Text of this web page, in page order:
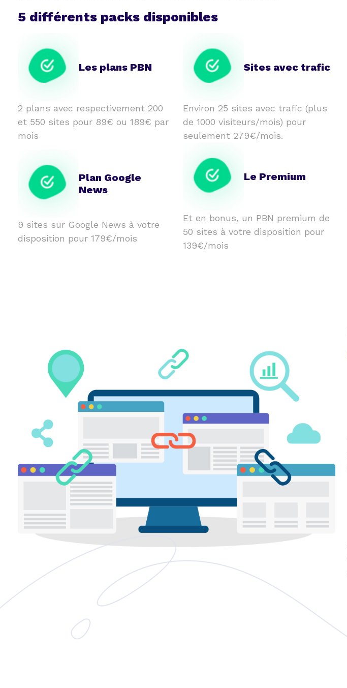
5 différents packs disponibles
Les plans PBN
2 plans avec respectivement 200
et 550 sites pour 89€ ou 189€ par
mois
Sites avec trafic
Environ 25 sites avec trafic (plus
de 1000 visiteurs/mois) pour
seulement 279€/mois.
Plan Google
News
9 sites sur Google News à votre
disposition pour 179€/mois
Le Premium
Et en bonus, un PBN premium de
50 sites à votre disposition pour
139€/mois